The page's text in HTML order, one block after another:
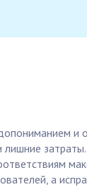
затраты.
а